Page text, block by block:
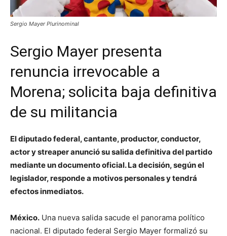
Sergio Mayer Plurinominal
Sergio Mayer presenta
renuncia irrevocable a
Morena; solicita baja definitiva
de su militancia
El diputado federal, cantante, productor, conductor,
actor y streaper anunció su salida definitiva del partido
mediante un documento oficial. La decisión, según el
legislador, responde a motivos personales y tendrá
efectos inmediatos.
México. Una nueva salida sacude el panorama político
nacional. El diputado federal Sergio Mayer formalizó su